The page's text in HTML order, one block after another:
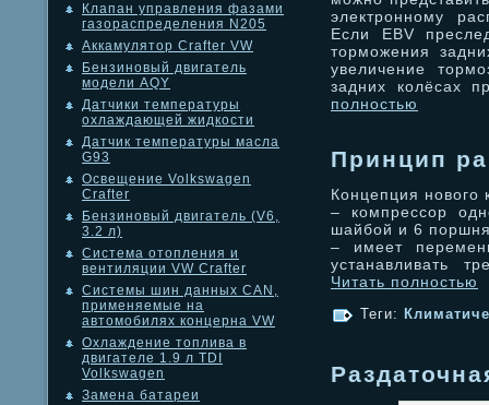
Клапан управления фазами
газораспределения N205
Аккамулятор Crafter VW
Бензиновый двигатель
модели AQY
Датчики температуры
охлаждающей жидкости
Датчик температуры масла
G93
Освещение Volkswagen
Crafter
Бензиновый двигатель (V6,
3.2 л)
Система отопления и
вентиляции VW Crafter
Системы шин данных CAN,
применяемые на
автомобилях концерна VW
Охлаждение топлива в
двигателе 1.9 л TDI
Volkswagen
Замена батареи
электронному
Если EBV
торможения
увеличение
задних колёсах
полностью
Принцип
Концепция нового
– компрессор
шайбой и 6
– имеет
устанавливать
Читать полностью
Теги: